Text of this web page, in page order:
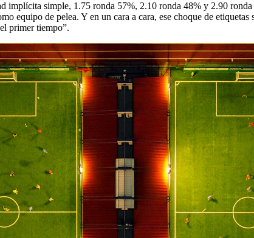
implícita simple, 1.75 ronda 57%, 2.10 ronda 48% y 2.90
equipo de pelea. Y en un cara a cara, ese choque de
primer tiempo”.